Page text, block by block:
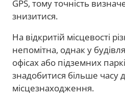
GPS, тому точність
знизитися.
На відкритій місцевості
непомітна, однак у
офісах або підземних
знадобитися більше часу
місцезнаходження.